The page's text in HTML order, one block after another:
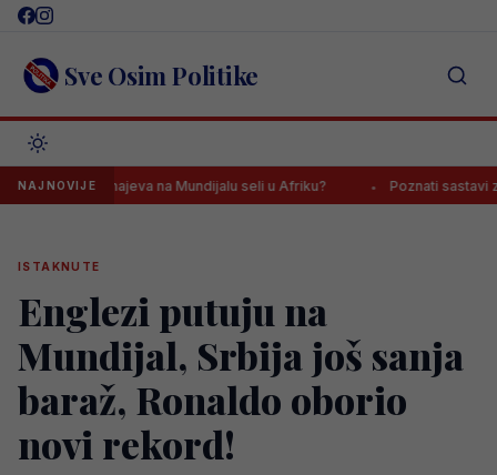
Skip
content Sve Osim Politike
NAJNOVIJE
Zmajeva na Mundijalu seli u Afriku? Poznati sastavi za meč
ISTAKNUTE
Englezi putuju na
Mundijal, Srbija još sanja
baraž, Ronaldo oborio
novi rekord!